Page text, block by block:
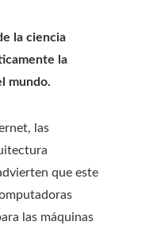
la ciencia
la
mundo.
las
que este
las máquinas